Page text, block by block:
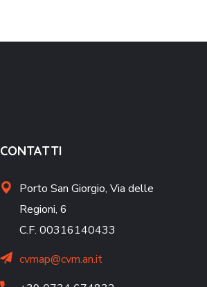
CONTATTI
Porto San Giorgio, Via delle
Regioni, 6
C.F. 00316140433
cvmap@cvm.an.it